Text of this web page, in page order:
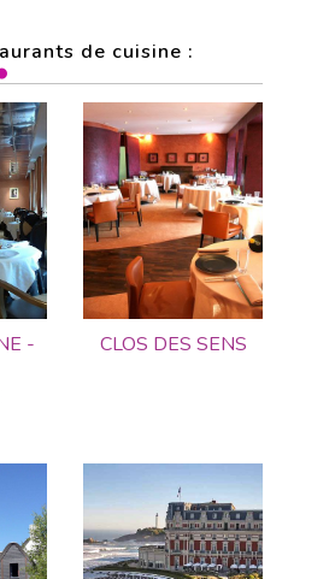
de cuisine :
-
CLOS DES SENS